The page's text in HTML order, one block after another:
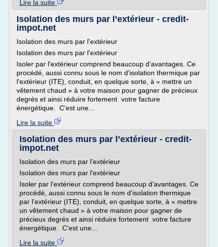
Lire la suite
Isolation des murs par l’extérieur - credit-
impot.net
Isolation des murs par l'extérieur
Isolation des murs par l'extérieur
Isoler par l'extérieur comprend beaucoup d'avantages. Ce
procédé, aussi connu sous le nom d'isolation thermique par
l'extérieur (ITE), conduit, en quelque sorte, à « mettre un
vêtement chaud » à votre maison pour gagner de précieux
degrés et ainsi réduire fortement votre facture
énergétique. C'est une...
Lire la suite
Isolation des murs par l’extérieur - credit-
impot.net
Isolation des murs par l'extérieur
Isolation des murs par l'extérieur
Isoler par l'extérieur comprend beaucoup d'avantages. Ce
procédé, aussi connu sous le nom d'isolation thermique
par l'extérieur (ITE), conduit, en quelque sorte, à « mettre
un vêtement chaud » à votre maison pour gagner de
précieux degrés et ainsi réduire fortement votre facture
énergétique. C'est une...
Lire la suite